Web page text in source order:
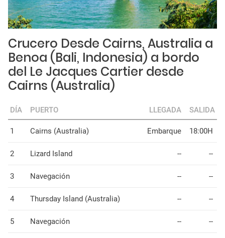
Crucero Desde Cairns, Australia a
Benoa (Bali, Indonesia) a bordo
del Le Jacques Cartier desde
Cairns (Australia)
DÍA PUERTO LLEGADA SALIDA
1 Cairns (Australia) Embarque 18:00H
2 Lizard Island -- --
3 Navegación -- --
4 Thursday Island (Australia) -- --
5 Navegación -- --